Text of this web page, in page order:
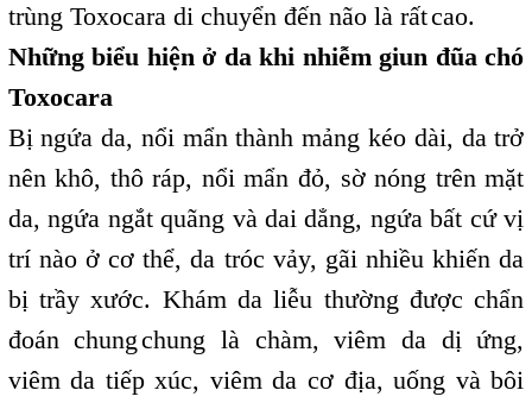
trùng Toxocara di chuyển đến não là rất,cao.
Những biểu hiện ở da khi nhiễm giun đũa chó
Toxocara
Bị ngứa da, nổi mẩn thành mảng kéo dài, da trở
nên khô, thô ráp, nổi mẩn đỏ, sờ nóng trên mặt
da, ngứa ngắt quãng và dai dẳng, ngứa bất cứ vị
trí nào ở cơ thể, da tróc vảy, gãi nhiều khiến da
bị trầy xước. Khám da liễu thường được chẩn
đoán chung ,chung là chàm, viêm da dị ứng,
viêm da tiếp xúc, viêm da cơ địa, uống và bôi